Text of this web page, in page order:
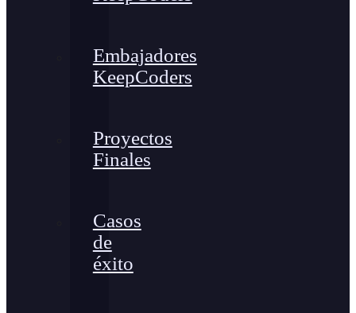
Embajadores
KeepCoders
Proyectos
Finales
Casos
de
éxito